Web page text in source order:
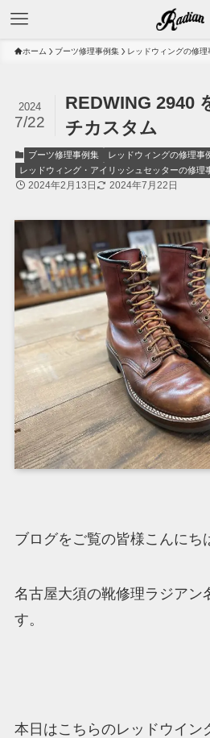
ホーム ブーツ修理事例集 レッドウィングの修理
REDWING 2940
チカスタム
2024
7/22
ブーツ修理事例集
レッドウィングの修理事
レッドウィング・アイリッシュセッターの修理
2024年2月13日 2024年7月22日
ブログをご覧の皆様こんにち
名古屋大須の靴修理ラジアン
す。
本日はこちらのレッドウイン